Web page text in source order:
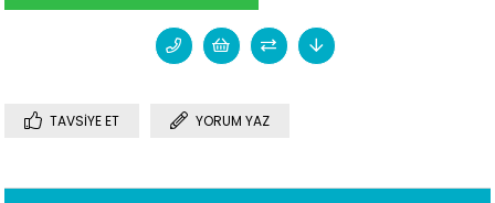
TAVSIYE ET YORUM YAZ